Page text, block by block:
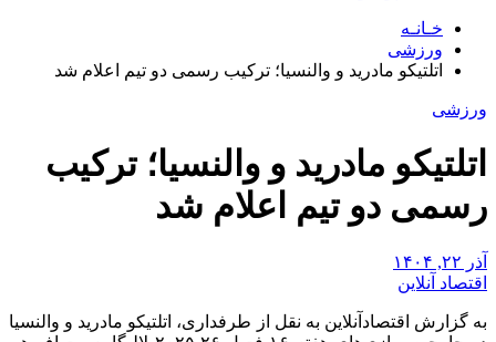
خـانـه
ورزشی
اتلتیکو مادرید و والنسیا؛ ترکیب رسمی دو تیم اعلام شد
ورزشی
اتلتیکو مادرید و والنسیا؛ ترکیب
رسمی دو تیم اعلام شد
آذر ۲۲, ۱۴۰۴
اقتصاد آنلاین
به گزارش اقتصادآنلاین به نقل از طرفداری، اتلتیکو مادرید و والنسیا